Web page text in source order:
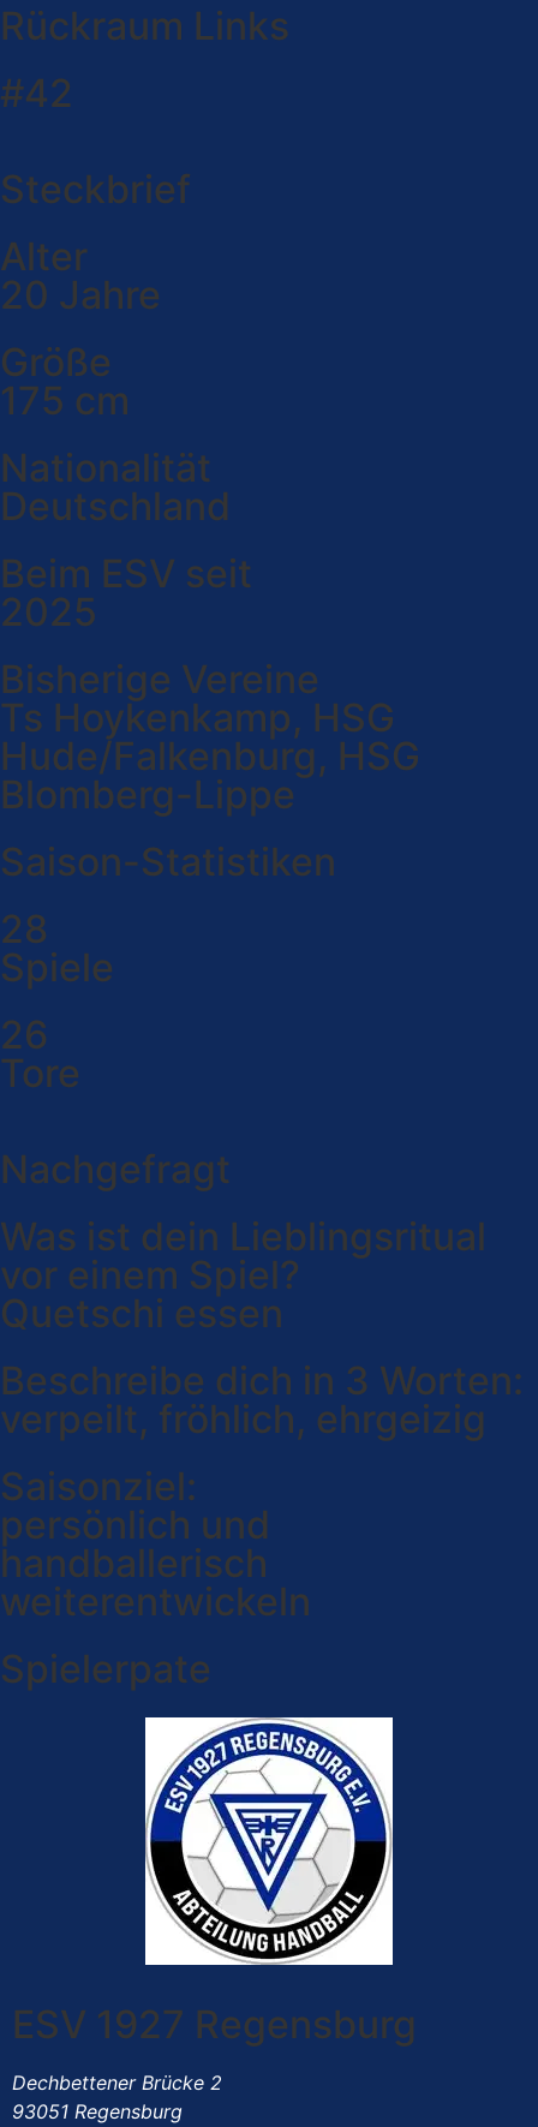
Rückraum Links
#42
Steckbrief
Alter
20 Jahre
Größe
175 cm
Nationalität
Deutschland
Beim ESV seit
2025
Bisherige Vereine
Ts Hoykenkamp, HSG
Hude/Falkenburg, HSG
Blomberg-Lippe
Saison-Statistiken
28
Spiele
26
Tore
Nachgefragt
Was ist dein Lieblingsritual
vor einem Spiel?
Quetschi essen
Beschreibe dich in 3 Worten:
verpeilt, fröhlich, ehrgeizig
Saisonziel:
persönlich und
handballerisch
weiterentwickeln
Spielerpate
ESV 1927 Regensburg
Dechbettener Brücke 2
93051 Regensburg